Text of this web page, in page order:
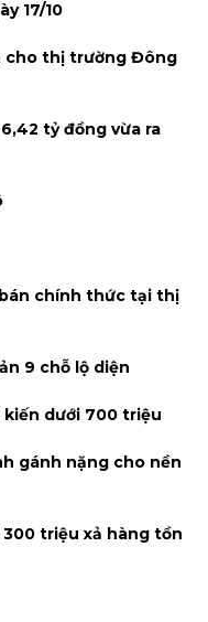
17/10
cho thị trường Đông
tỷ đồng vừa ra
chính thức tại thị
9 chỗ lộ diện
kiến dưới 700 triệu
gánh nặng cho nền
triệu xả hàng tồn